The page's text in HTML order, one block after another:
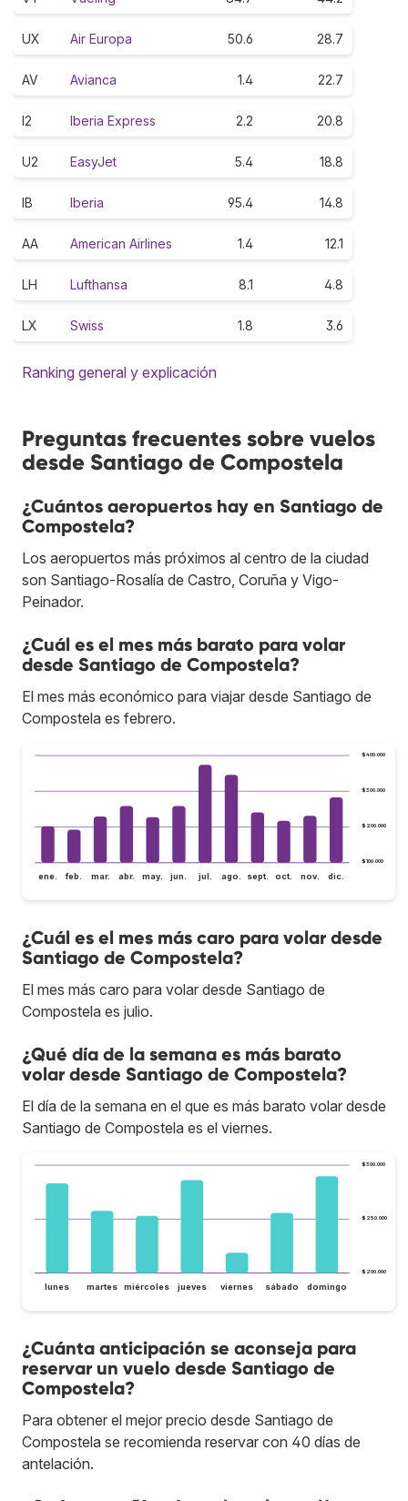
UX Air Europa 50.6 28.7
AV Avianca 1.4 22.7
I2 Iberia Express 2.2 20.8
U2 EasyJet 5.4 18.8
IB Iberia 95.4 14.8
AA American Airlines 1.4 12.1
LH Lufthansa 8.1 4.8
LX Swiss 1.8 3.6
Ranking general y explicación
Preguntas frecuentes sobre vuelos
desde Santiago de Compostela
¿Cuántos aeropuertos hay en Santiago de
Compostela?
Los aeropuertos más próximos al centro de la ciudad
son Santiago-Rosalía de Castro, Coruña y Vigo-
Peinador.
¿Cuál es el mes más barato para volar
desde Santiago de Compostela?
El mes más económico para viajar desde Santiago de
Compostela es febrero.
$100.000
$200.000
$300.000
$400.000
ene. feb. mar. abr. may. jun. jul. ago. sept. oct. nov. dic.
¿Cuál es el mes más caro para volar desde
Santiago de Compostela?
El mes más caro para volar desde Santiago de
Compostela es julio.
¿Qué día de la semana es más barato
volar desde Santiago de Compostela?
El día de la semana en el que es más barato volar desde
Santiago de Compostela es el viernes.
$200.000
$250.000
$300.000
lunes martes miércoles jueves viernes sábado domingo
¿Cuánta anticipación se aconseja para
reservar un vuelo desde Santiago de
Compostela?
Para obtener el mejor precio desde Santiago de
Compostela se recomienda reservar con 40 días de
antelación.